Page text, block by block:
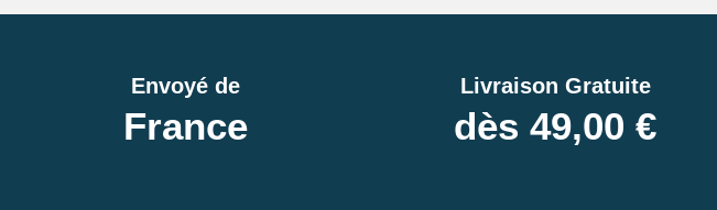
Envoyé de
France
Livraison Gratuite
dès 49,00 €